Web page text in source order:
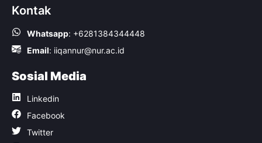
Kontak
Whatsapp: +6281384344448
Email: iiqannur@nur.ac.id
Sosial Media
Linkedin
Facebook
Twitter